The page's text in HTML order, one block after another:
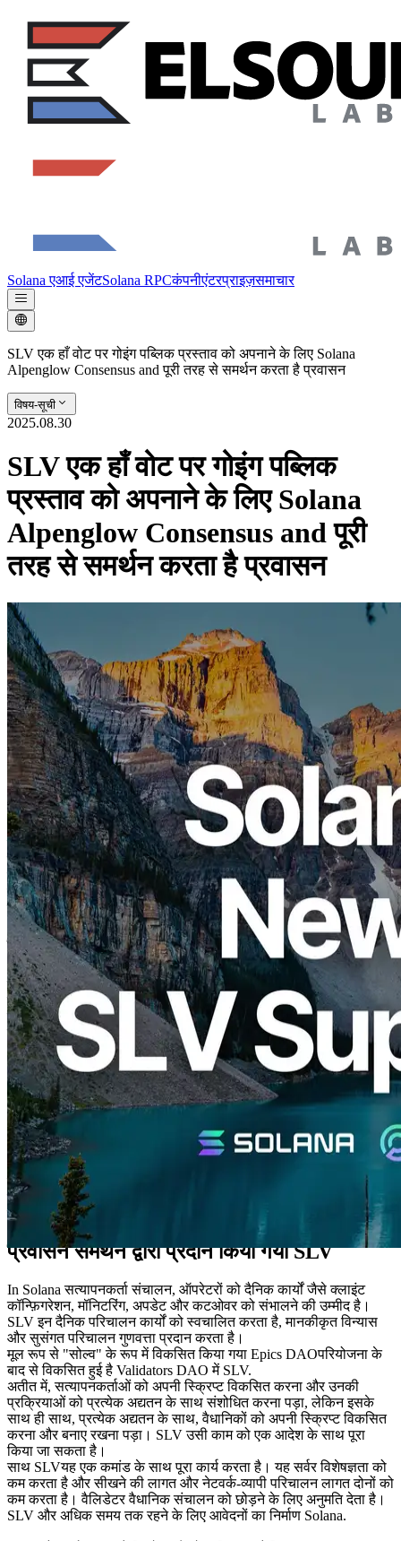
Solana एआई एजेंटSolana RPCकंपनीएंटरप्राइज़समाचार
SLV एक हाँ वोट पर गोइंग पब्लिक प्रस्ताव को अपनाने के लिए Solana
Alpenglow Consensus and पूरी तरह से समर्थन करता है प्रवासन
विषय-सूची
2025.08.30
SLV एक हाँ वोट पर गोइंग पब्लिक
प्रस्ताव को अपनाने के लिए Solana
Alpenglow Consensus and पूरी
तरह से समर्थन करता है प्रवासन
ELSOUL LABO B.V. (Head-day): AmsterdamA-Fumटेक
कावासाकी, नीदरलैंड, सीईओ: Fumitek कावासाकी Epics DAO यह चल रहे
सार्वजनिक प्रस्ताव पर हाँ वोट डाल दिया है Solana न्यूनीकरण सत्यापनकर्ता
को नए "एल्पॉन्ग" सर्वसम्मति को अपनाने के लिए।
समानांतर में, हम अपने ओपन सोर्स वैलीगेटर ऑपरेशन प्लेटफॉर्म के माध्यम से
प्रवास का व्यापक रूप से समर्थन करेंगे, SLV.
सामुदायिक Sentiment और आउटलुक
डेवलपर फोरम पर ध्यान देने की चर्चा करते हुए, विभिन्न पार्टियों से तकनीकी
स्पष्टीकरण और सार्वजनिक बयानों के प्रसार के लिए और इसके खिलाफ, आम
सहमति तक पहुंचने की संभावना है। जबकि अंतिम निर्णय आधिकारिक तौर पर
निर्भर करता है, हम इस दिशा का समर्थन करते हैं और पहले से ही प्रवास की
धारणा पर व्यावहारिक तैयारी शुरू कर चुके हैं।
Alpenglow के साथ विलंबता में कमी और
SolanaThe Evolution of Evolutions.
Alpenglow ने सर्वसम्मति में नवीनतम शोध को शामिल किया है। यह लगभग
12.8 सेकंड से लेकर लगभग 100 मिलीसेकेंड तक ब्लॉक फाइनलाइज़ेशन को
कम करने की उम्मीद है। 100x कमी के पास यह सीधे कथित अनुप्रयोग
प्रदर्शन को बेहतर बनाता है और पुश करता है। Solana एक भी तेजी से, अधिक
डेवलपर के अनुकूल मंच के रूप में आगे बढ़ना।
प्रवासन समर्थन द्वारा प्रदान किया गया SLV
In Solana सत्यापनकर्ता संचालन, ऑपरेटरों को दैनिक कार्यों जैसे क्लाइंट
कॉन्फ़िगरेशन, मॉनिटरिंग, अपडेट और कटओवर को संभालने की उम्मीद है।
SLV इन दैनिक परिचालन कार्यों को स्वचालित करता है, मानकीकृत विन्यास
और सुसंगत परिचालन गुणवत्ता प्रदान करता है।
मूल रूप से "सोल्व" के रूप में विकसित किया गया Epics DAOपरियोजना के
बाद से विकसित हुई है Validators DAO में SLV.
अतीत में, सत्यापनकर्ताओं को अपनी स्क्रिप्ट विकसित करना और उनकी
प्रक्रियाओं को प्रत्येक अद्यतन के साथ संशोधित करना पड़ा, लेकिन इसके
साथ ही साथ, प्रत्येक अद्यतन के साथ, वैधानिकों को अपनी स्क्रिप्ट विकसित
करना और बनाए रखना पड़ा। SLV उसी काम को एक आदेश के साथ पूरा
किया जा सकता है।
साथ SLVयह एक कमांड के साथ पूरा कार्य करता है। यह सर्वर विशेषज्ञता को
कम करता है और सीखने की लागत और नेटवर्क-व्यापी परिचालन लागत दोनों को
कम करता है। वैलिडेटर वैधानिक संचालन को छोड़ने के लिए अनुमति देता है।
SLV और अधिक समय तक रहने के लिए आवेदनों का निर्माण Solana.